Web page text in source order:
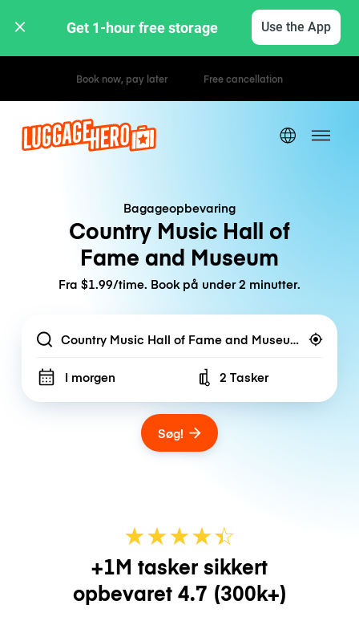
Get 1-hour free storage Use the App
Hourly / Daily Rates
Bagageopbevaring
Country Music Hall of
Fame and Museum
Fra $1.99/time. Book på under 2 minutter.
Location
I morgen Number of bags
2 Tasker
Søg!
★★★★☆
★
+1M tasker sikkert
opbevaret 4.7 (300k+)